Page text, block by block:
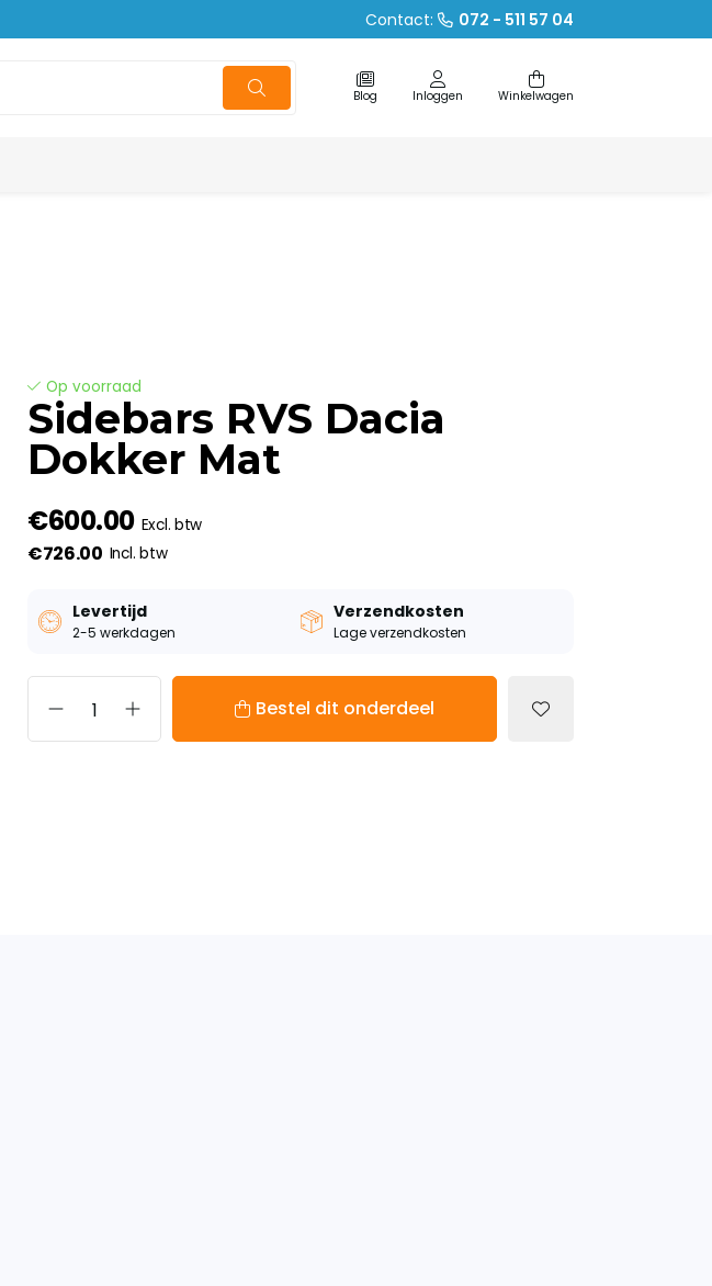
Contact: 072 - 511 57 04
Blog Inloggen Winkelwagen
Op voorraad
Sidebars RVS Dacia
Dokker Mat
€600.00 Excl. btw
€726.00 Incl. btw
Levertijd
2-5 werkdagen
Verzendkosten
Lage verzendkosten
Bestel dit onderdeel